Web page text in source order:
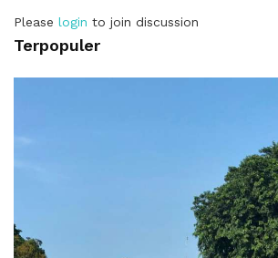
Please login to join discussion
Terpopuler